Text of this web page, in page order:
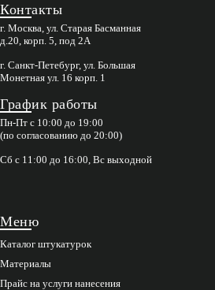
Контакты
г. Москва, ул. Старая Басманная
д.20, корп. 5, под 2А
г. Санкт-Петебург, ул. Большая
Монетная ул. 16 корп. 1
График работы
Пн-Пт с 10:00 до 19:00
(по согласованию до 20:00)
Сб с 11:00 до 16:00, Вс выходной
Меню
Каталог штукатурок
Материалы
Прайс на услуги нанесения